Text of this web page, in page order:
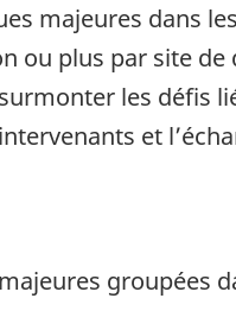
majeures dans
ou plus par site
les défis
et
groupées